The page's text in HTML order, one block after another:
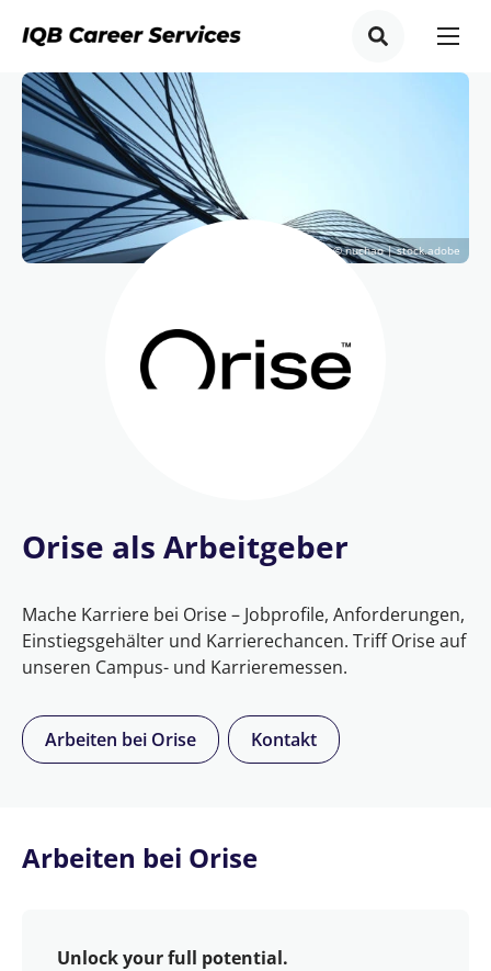
© nuchao | stock.adobe
Orise als Arbeitgeber
Mache Karriere bei Orise – Jobprofile, Anforderungen,
Einstiegsgehälter und Karrierechancen. Triff Orise auf
unseren Campus- und Karrieremessen.
Arbeiten bei Orise Kontakt
Arbeiten bei Orise
Unlock your full potential.